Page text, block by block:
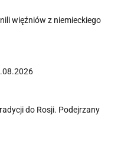
więźniów z niemieckiego
do Rosji. Podejrzany